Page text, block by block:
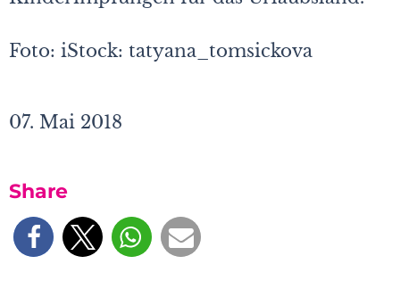
Foto: iStock: tatyana_tomsickova
07. Mai 2018
Share